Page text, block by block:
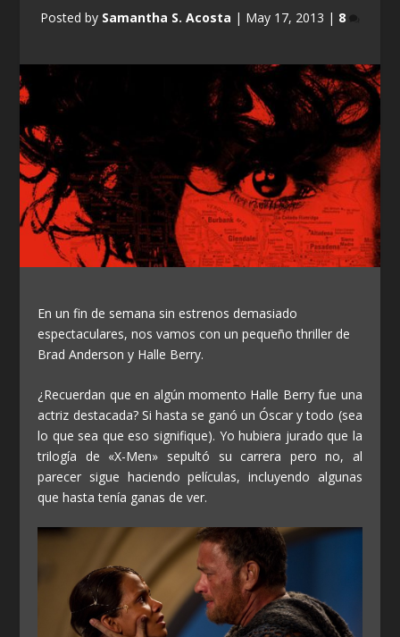
Posted by Samantha S. Acosta | May 17, 2013 | 8
En un fin de semana sin estrenos demasiado
espectaculares, nos vamos con un pequeño thriller de
Brad Anderson y Halle Berry.
¿Recuerdan que en algún momento Halle Berry fue una
actriz destacada? Si hasta se ganó un Óscar y todo (sea
lo que sea que eso signifique). Yo hubiera jurado que la
trilogía de «X-Men» sepultó su carrera pero no, al
parecer sigue haciendo películas, incluyendo algunas
que hasta tenía ganas de ver.